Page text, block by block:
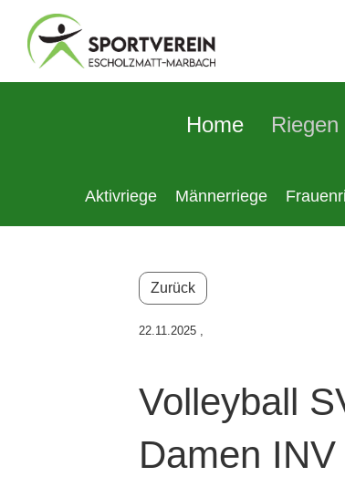
Home Riegen
Aktivriege Männerriege
Zurück
22.11.2025 ,
Volleyball
Damen